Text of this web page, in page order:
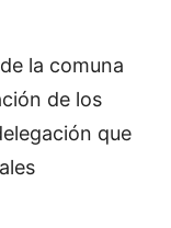
la comuna
de los
que